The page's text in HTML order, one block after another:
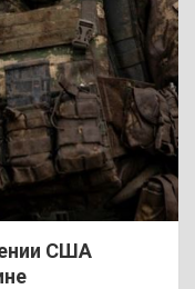
США